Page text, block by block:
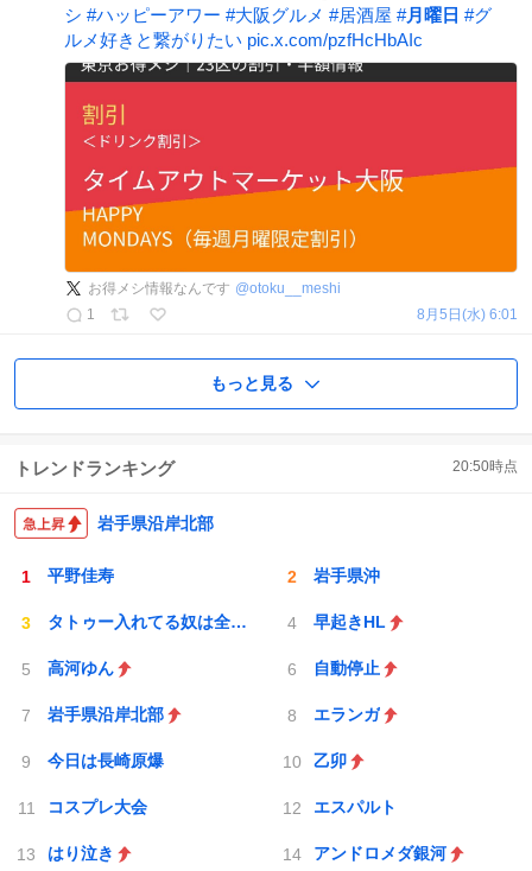
シ #ハッピーアワー #大阪グルメ #居酒屋 #月曜日 #グ
ルメ好きと繋がりたい pic.x.com/pzfHcHbAIc
お得メシ情報なんです @otoku__meshi
1
8月5日(水) 6:01
もっと見る
トレンドランキング 20:50時点
岩手県沿岸北部
平野佳寿 岩手県沖
タトゥー入れてる奴は全員バカです 早起きHL
高河ゆん 自動停止
岩手県沿岸北部 エランガ
今日は長崎原爆 乙卯
コスプレ大会 エスパルト
はり泣き アンドロメダ銀河